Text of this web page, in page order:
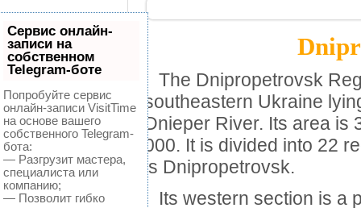
The Dnipropetrovsk
southeastern Ukraine
Dnieper River. Its area is
000. It is divided into 22
is Dnipropetrovsk.
Its western section is a
Сервис онлайн-
записи на
собственном
Telegram-боте
Попробуйте сервис
онлайн-записи VisitTime
на основе вашего
собственного Telegram-
бота:
— Разгрузит мастера,
специалиста или
компанию;
— Позволит гибко